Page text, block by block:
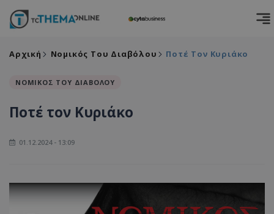
Αρχική Νομικός Του Διαβόλου Ποτέ Τον Κυριάκο
ΝΟΜΙΚΟΣ ΤΟΥ ΔΙΑΒΟΛΟΥ
Ποτέ τον Κυριάκο
01.12.2024 - 13:09